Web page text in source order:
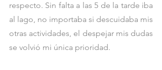
respecto. Sin falta a las 5 de la tarde iba
al lago, no importaba si descuidaba mis
otras actividades, el despejar mis dudas
se volvió mi única prioridad.